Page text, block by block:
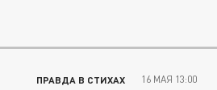
ПРАВДА В СТИХАХ 16 МАЯ 13:00